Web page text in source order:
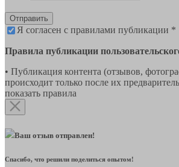
Отправить
Я согласен с правилами публикации *
Правила публикации
• Публикация контента (отзывов,
происходит только после их
показать правила
Ваш отзыв отправлен!
Спасибо, что решили поделиться опытом!